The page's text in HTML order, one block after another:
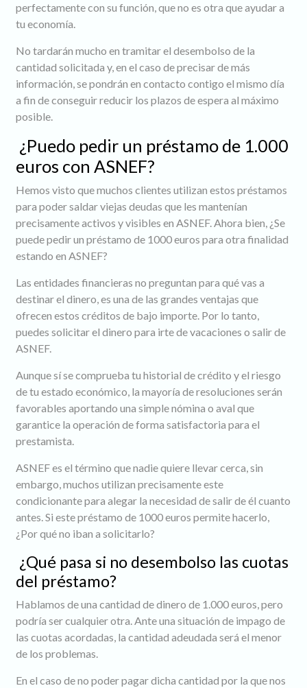
perfectamente con su función, que no es otra que ayudar a
tu economía.
No tardarán mucho en tramitar el desembolso de la
cantidad solicitada y, en el caso de precisar de más
información, se pondrán en contacto contigo el mismo día
a fin de conseguir reducir los plazos de espera al máximo
posible.
¿Puedo pedir un préstamo de 1.000
euros con ASNEF?
Hemos visto que muchos clientes utilizan estos préstamos
para poder saldar viejas deudas que les mantenían
precisamente activos y visibles en ASNEF. Ahora bien, ¿Se
puede pedir un préstamo de 1000 euros para otra finalidad
estando en ASNEF?
Las entidades financieras no preguntan para qué vas a
destinar el dinero, es una de las grandes ventajas que
ofrecen estos créditos de bajo importe. Por lo tanto,
puedes solicitar el dinero para irte de vacaciones o salir de
ASNEF.
Aunque sí se comprueba tu historial de crédito y el riesgo
de tu estado económico, la mayoría de resoluciones serán
favorables aportando una simple nómina o aval que
garantice la operación de forma satisfactoria para el
prestamista.
ASNEF es el término que nadie quiere llevar cerca, sin
embargo, muchos utilizan precisamente este
condicionante para alegar la necesidad de salir de él cuanto
antes. Si este préstamo de 1000 euros permite hacerlo,
¿Por qué no iban a solicitarlo?
¿Qué pasa si no desembolso las cuotas
del préstamo?
Hablamos de una cantidad de dinero de 1.000 euros, pero
podría ser cualquier otra. Ante una situación de impago de
las cuotas acordadas, la cantidad adeudada será el menor
de los problemas.
En el caso de no poder pagar dicha cantidad por la que nos